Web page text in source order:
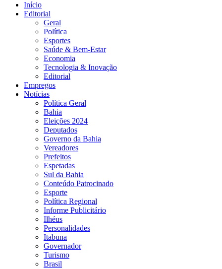
Início
Editorial
Geral
Política
Esportes
Saúde & Bem-Estar
Economia
Tecnologia & Inovação
Editorial
Empregos
Notícias
Política Geral
Bahia
Eleições 2024
Deputados
Governo da Bahia
Vereadores
Prefeitos
Espetadas
Sul da Bahia
Conteúdo Patrocinado
Esporte
Política Regional
Informe Publicitário
Ilhéus
Personalidades
Itabuna
Governador
Turismo
Brasil